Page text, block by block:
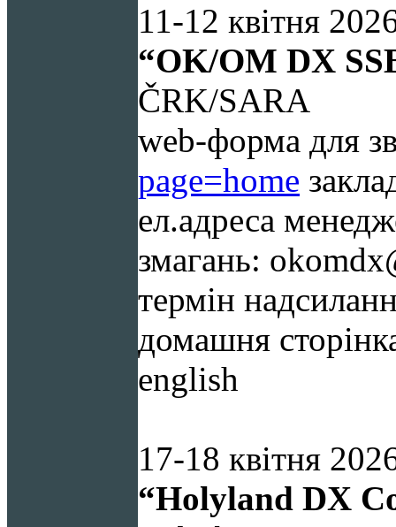
11-12 квітня
“OK/OM DX
ČRK/SARA
web-форма для
page=home
ел.адреса
змагань:
термін
домашня
english
17-18 квітня
“Holyland DX